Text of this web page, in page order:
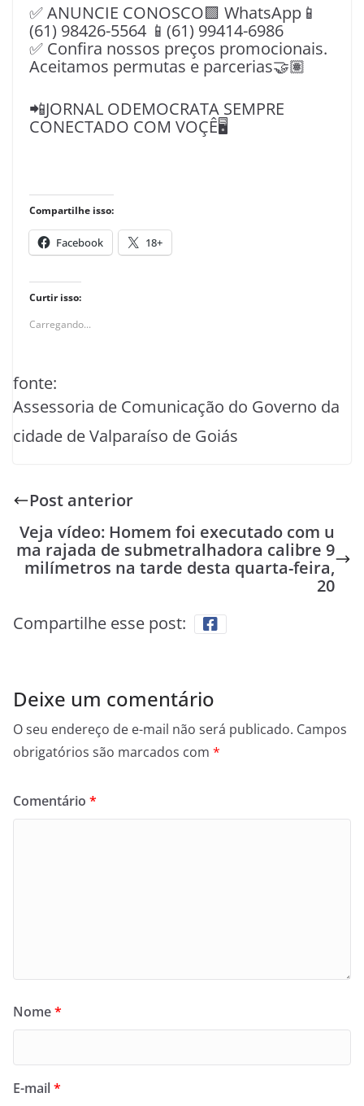
✅ ANUNCIE CONOSCO🟩 WhatsApp📱
(61) 98426-5564 📱(61) 99414-6986
✅ Confira nossos preços promocionais.
Aceitamos permutas e parcerias🤝🏽
📲JORNAL ODEMOCRATA SEMPRE
CONECTADO COM VOÇÊ🖥️
Compartilhe isso:
Facebook 18+
Curtir isso:
Carregando...
fonte:
Assessoria de Comunicação do Governo da
cidade de Valparaíso de Goiás
Post anterior
Veja vídeo: Homem foi executado com u
ma rajada de submetralhadora calibre 9
milímetros na tarde desta quarta-feira,
20
Compartilhe esse post:
Deixe um comentário
O seu endereço de e-mail não será publicado. Campos
obrigatórios são marcados com *
Comentário *
Nome*
E-mail*